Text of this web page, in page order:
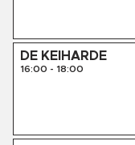
DE KEIHARDE
16:00 - 18:00